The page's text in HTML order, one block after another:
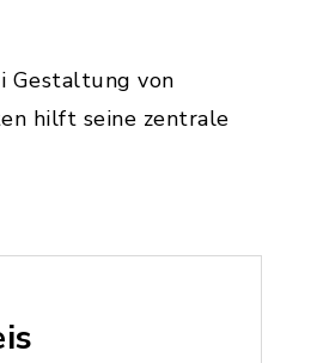
Gestaltung von
hilft seine zentrale